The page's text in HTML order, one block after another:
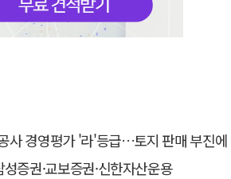
영평가 '라'등급…토지 판매 부진에 1년 만에 두 단계 '뚝'
증권·교보증권·신한자산운용